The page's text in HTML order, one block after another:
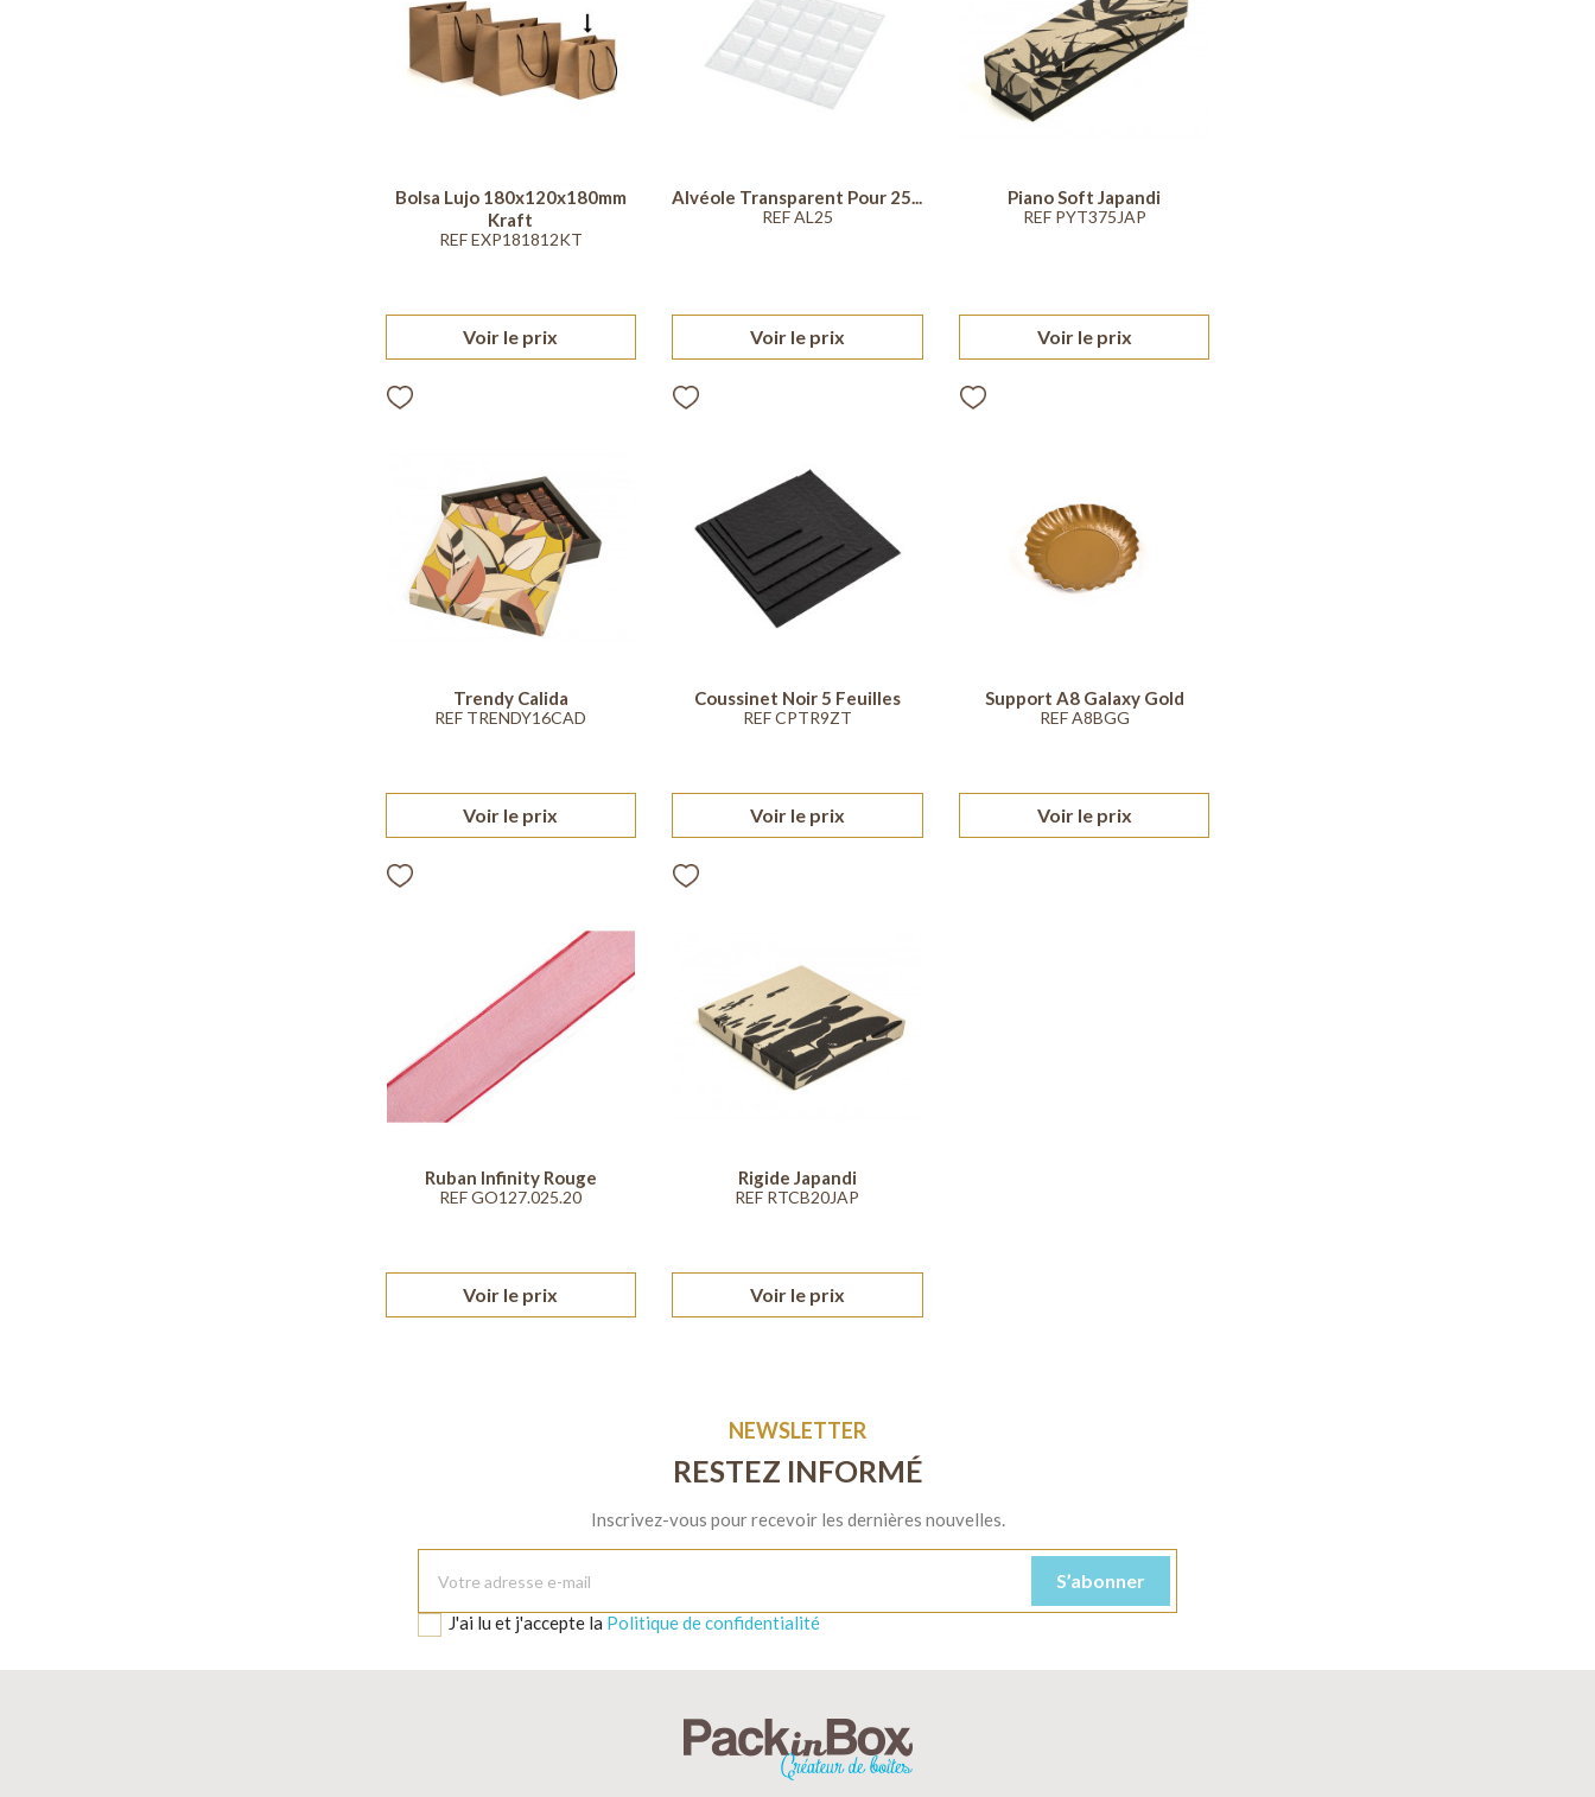
Bolsa Lujo 180x120x180mm
Kraft
REF EXP181812KT
Voir le prix
Alvéole Transparent Pour 25...
REF AL25
Voir le prix
Piano Soft Japandi
REF PYT375JAP
Voir le prix
Trendy Calida
REF TRENDY16CAD
Voir le prix
Coussinet Noir 5 Feuilles
REF CPTR9ZT
Voir le prix
Support A8 Galaxy Gold
REF A8BGG
Voir le prix
Ruban Infinity Rouge
REF GO127.025.20
Voir le prix
Rigide Japandi
REF RTCB20JAP
Voir le prix
NEWSLETTER
RESTEZ INFORMÉ
Inscrivez-vous pour recevoir les dernières nouvelles.
J'ai lu et j'accepte la Politique de confidentialité